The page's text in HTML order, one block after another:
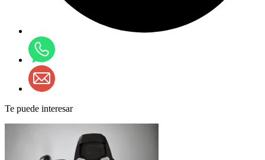
Te puede interesar